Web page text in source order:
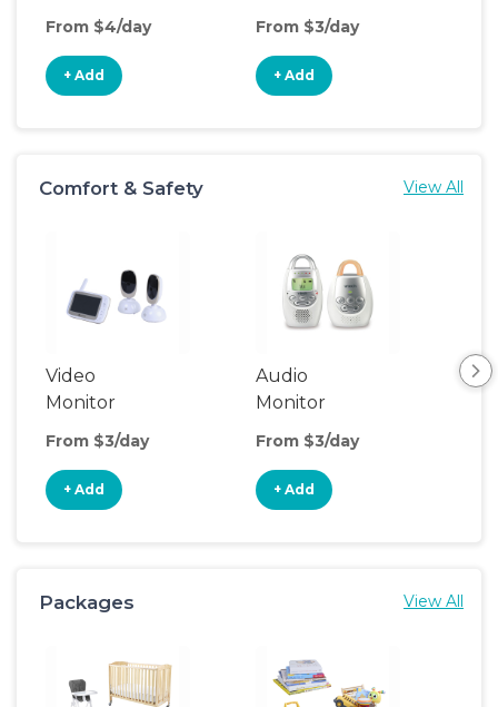
From $4/day
+ Add
From $3/day
+ Add
Comfort & Safety View All
Video
Monitor
From $3/day
+ Add
Audio
Monitor
From $3/day
+ Add
Packages View All